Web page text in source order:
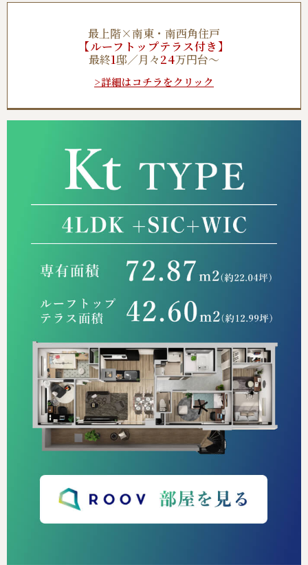
最上階×南東・南西角住戸
【ルーフトップテラス付き】
最終1邸／月々24万円台～
>詳細はコチラをクリック